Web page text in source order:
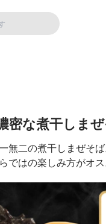
密な煮干しまぜ
無二の煮干しまぜそ
ではの楽しみ方がオ